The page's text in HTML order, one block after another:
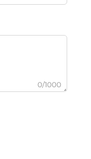
0/1000